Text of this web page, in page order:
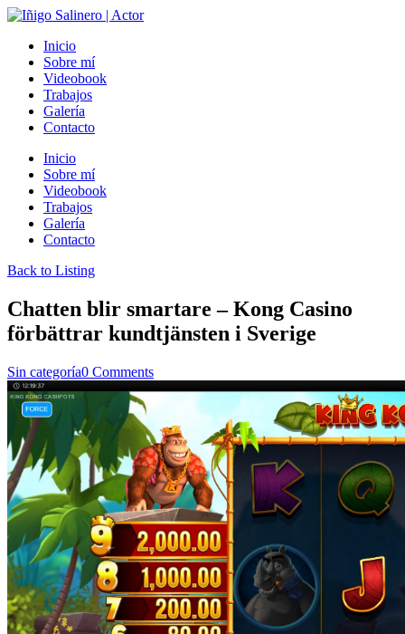
Inicio
Sobre mí
Videobook
Trabajos
Galería
Contacto
Inicio
Sobre mí
Videobook
Trabajos
Galería
Contacto
Back to Listing
Chatten blir smartare – Kong Casino
förbättrar kundtjänsten i Sverige
Sin categoría0 Comments